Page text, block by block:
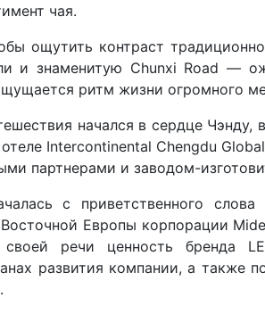
чая.
ощутить контраст
и знаменитую Chunxi Road —
ритм жизни огромного
начался в сердце
Intercontinental Chengdu
партнерами и заводом-
с приветственного
Европы корпорации
речи ценность бренда
развития компании, а также